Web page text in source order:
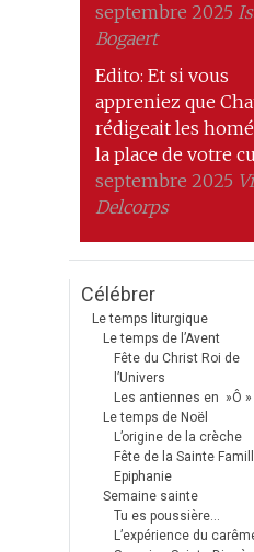
septembre 2025
Bogaert
Edito: Et si vous
appreniez que
rédigeait les
la place de votre
septembre 2025
Delcorps
Célébrer
Le temps liturgique
Le temps de l’Avent
Fête du Christ Roi de
l’Univers
Les antiennes en »Ô »
Le temps de Noël
L’origine de la crèche
Fête de la Sainte
Epiphanie
Semaine sainte
Tu es poussière…
L’expérience du